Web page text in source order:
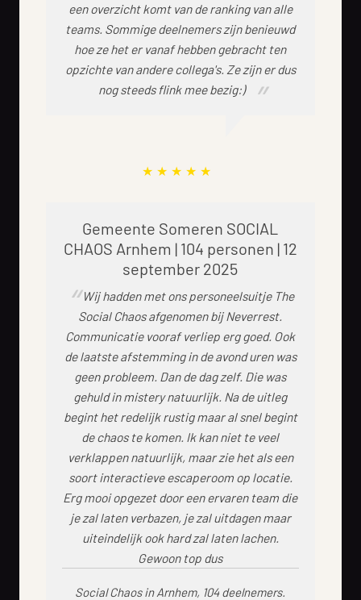
een overzicht komt van de ranking van alle
teams. Sommige deelnemers zijn benieuwd
hoe ze het er vanaf hebben gebracht ten
opzichte van andere collega's. Ze zijn er dus
nog steeds flink mee bezig:)
Gemeente Someren SOCIAL
CHAOS Arnhem | 104 personen | 12
september 2025
Wij hadden met ons personeelsuitje The
Social Chaos afgenomen bij Neverrest.
Communicatie vooraf verliep erg goed. Ook
de laatste afstemming in de avond uren was
geen probleem. Dan de dag zelf. Die was
gehuld in mistery natuurlijk. Na de uitleg
begint het redelijk rustig maar al snel begint
de chaos te komen. Ik kan niet te veel
verklappen natuurlijk, maar zie het als een
soort interactieve escaperoom op locatie.
Erg mooi opgezet door een ervaren team die
je zal laten verbazen, je zal uitdagen maar
uiteindelijk ook hard zal laten lachen.
Gewoon top dus
Social Chaos in Arnhem, 104 deelnemers.